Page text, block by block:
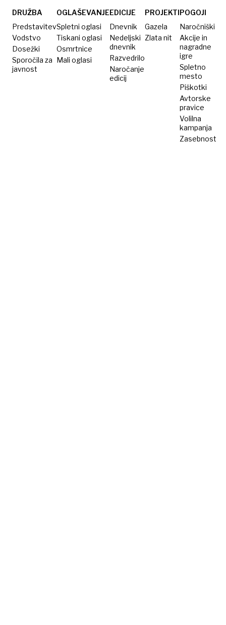
nikoli
izrekla
DRUŽBA
Predstavitev
Vodstvo
Dosežki
Sporočila za
javnost
OGLAŠEVANJE
Spletni oglasi
Tiskani oglasi
Osmrtnice
Mali oglasi
EDICIJE
Dnevnik
Nedeljski
dnevnik
Razvedrilo
Naročanje
edicij
PROJEKTI
Gazela
Zlata nit
POGOJI
Naročniški
Akcije in
nagradne
igre
Spletno
mesto
Piškotki
Avtorske
pravice
Volilna
kampanja
Zasebnost